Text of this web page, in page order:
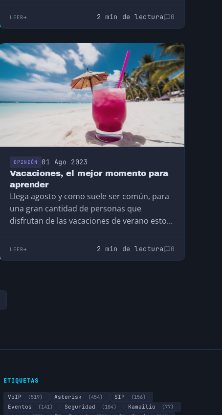
LEER 2 min de lectura 0
OPINIÓN 01 Ago 2023
Vacaciones, el mejor momento para
aprender
Llega agosto y como suele ser común, para
una gran cantidad de personas que
disfrutan de las vacaciones de verano estos
LEER 2 min de lectura 0
ETIQUETAS
VoIP (519) Asterisk (454) SIP
(156)
Eventos
(141) Seguridad (104) Kamailio
(77)